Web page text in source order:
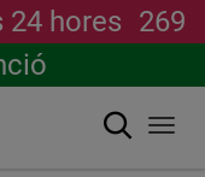
24 hores 269
Cerca